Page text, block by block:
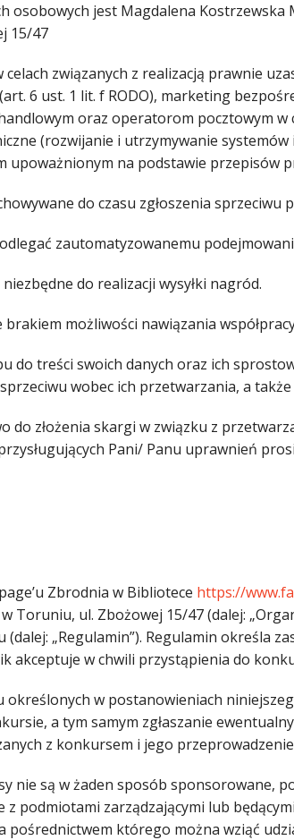
osobowych jest Magdalena Kostrzewska
15/47
związanych z realizacją prawnie
6 ust. 1 lit. f RODO), marketing
oraz operatorom pocztowym w
(rozwijanie i utrzymywanie
na podstawie przepisów
do czasu zgłoszenia sprzeciwu
zautomatyzowanemu
do realizacji wysyłki nagród.
możliwości nawiązania
do treści swoich danych oraz ich
wobec ich przetwarzania, a
do złożenia skargi w związku z
Pani/ Panu uprawnień
Zbrodnia w Bibliotece https://
Toruniu, ul. Zbożowej 15/47 (dalej:
„Regulamin”). Regulamin określa
akceptuje w chwili przystąpienia do
określonych w postanowieniach
a tym samym zgłaszanie
z konkursem i jego
nie są w żaden sposób sponsorowane,
podmiotami zarządzającymi lub
pośrednictwem którego można wziąć